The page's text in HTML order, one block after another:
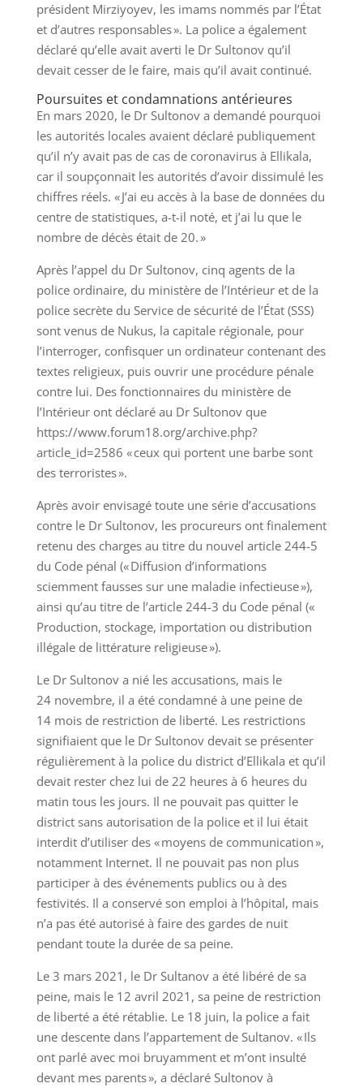
président Mirziyoyev, les imams nommés par l’État
et d’autres responsables ». La police a également
déclaré qu’elle avait averti le Dr Sultonov qu’il
devait cesser de le faire, mais qu’il avait continué.
Poursuites et condamnations antérieures
En mars 2020, le Dr Sultonov a demandé pourquoi
les autorités locales avaient déclaré publiquement
qu’il n’y avait pas de cas de coronavirus à Ellikala,
car il soupçonnait les autorités d’avoir dissimulé les
chiffres réels. « J’ai eu accès à la base de données du
centre de statistiques, a-t-il noté, et j’ai lu que le
nombre de décès était de 20. »
Après l’appel du Dr Sultonov, cinq agents de la
police ordinaire, du ministère de l’Intérieur et de la
police secrète du Service de sécurité de l’État (SSS)
sont venus de Nukus, la capitale régionale, pour
l’interroger, confisquer un ordinateur contenant des
textes religieux, puis ouvrir une procédure pénale
contre lui. Des fonctionnaires du ministère de
l’Intérieur ont déclaré au Dr Sultonov que
https://www.forum18.org/archive.php?
article_id=2586 « ceux qui portent une barbe sont
des terroristes ».
Après avoir envisagé toute une série d’accusations
contre le Dr Sultonov, les procureurs ont finalement
retenu des charges au titre du nouvel article 244-5
du Code pénal (« Diffusion d’informations
sciemment fausses sur une maladie infectieuse »),
ainsi qu’au titre de l’article 244-3 du Code pénal («
Production, stockage, importation ou distribution
illégale de littérature religieuse »).
Le Dr Sultonov a nié les accusations, mais le
24 novembre, il a été condamné à une peine de
14 mois de restriction de liberté. Les restrictions
signifiaient que le Dr Sultonov devait se présenter
régulièrement à la police du district d’Ellikala et qu’il
devait rester chez lui de 22 heures à 6 heures du
matin tous les jours. Il ne pouvait pas quitter le
district sans autorisation de la police et il lui était
interdit d’utiliser des « moyens de communication »,
notamment Internet. Il ne pouvait pas non plus
participer à des événements publics ou à des
festivités. Il a conservé son emploi à l’hôpital, mais
n’a pas été autorisé à faire des gardes de nuit
pendant toute la durée de sa peine.
Le 3 mars 2021, le Dr Sultanov a été libéré de sa
peine, mais le 12 avril 2021, sa peine de restriction
de liberté a été rétablie. Le 18 juin, la police a fait
une descente dans l’appartement de Sultanov. « Ils
ont parlé avec moi bruyamment et m’ont insulté
devant mes parents », a déclaré Sultonov à